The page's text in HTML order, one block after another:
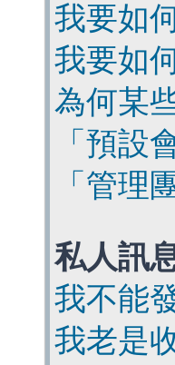
我要如
我要如
為何某
「預設
「管理
私人訊
我不能
我老是